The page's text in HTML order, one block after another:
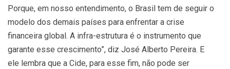
Porque, em nosso entendimento, o Brasil tem de seguir o
modelo dos demais países para enfrentar a crise
financeira global. A infra-estrutura é o instrumento que
garante esse crescimento”, diz José Alberto Pereira. E
ele lembra que a Cide, para esse fim, não pode ser